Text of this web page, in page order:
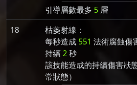
引導層數最多 5 層
18
枯萎射線：
每秒造成 551 法術腐蝕傷
持續2秒
該技能造成的持續傷害狀
常狀態）